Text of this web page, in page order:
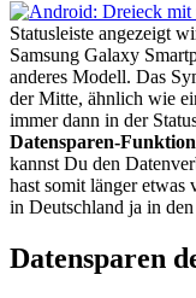
Statusleiste angezeigt
Samsung Galaxy
anderes Modell. Das
der Mitte, ähnlich wie
immer dann in der
Datensparen-
kannst Du den
hast somit länger etwas
in Deutschland ja in
Datensparen